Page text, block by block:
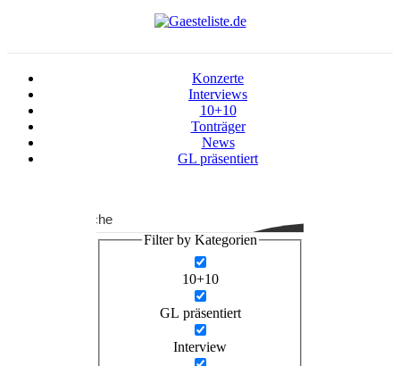
Konzerte
Interviews
10+10
Tonträger
News
GL präsentiert
Suche
Filter by Kategorien
10+10
GL präsentiert
Interview